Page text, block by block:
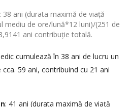
38 ani (durata maximă de viață
mediu de ore/lună*12 luni)/(251 de
ani contribuție totală.
cumulează în 38 ani de lucru un
59 ani, contribuind cu 21 ani
: 41 ani (durata maximă de viață